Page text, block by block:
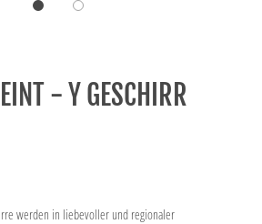
- Y GESCHIRR
werden in liebevoller und regionaler